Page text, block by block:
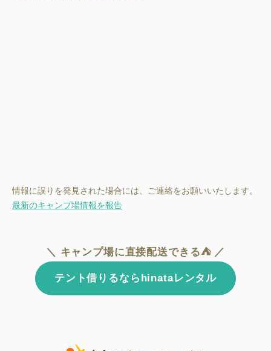
情報に誤りを発見された場合には、ご連絡をお願いいたします。
最新のキャンプ場情報を報告
＼ キャンプ場に直接配送できる⛺ ／
テント借りるならhinataレンタル